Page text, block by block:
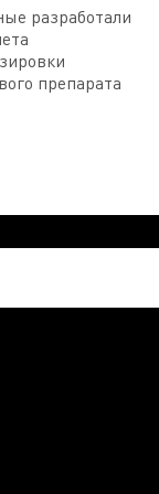
разработали
препарата